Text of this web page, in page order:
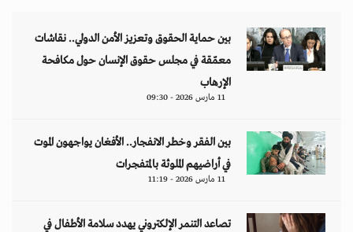
بين حماية الحقوق وتعزيز الأمن الدولي.. نقاشات
معمّقة في مجلس حقوق الإنسان حول مكافحة
الإرهاب
11 مارس 2026 - 09:30
بين الفقر وخطر الانفجار.. الأفغان يواجهون الموت
في أراضيهم الملوثة بالمتفجرات
11 مارس 2026 - 11:19
تصاعد التنمر الإلكتروني يهدد سلامة الأطفال في